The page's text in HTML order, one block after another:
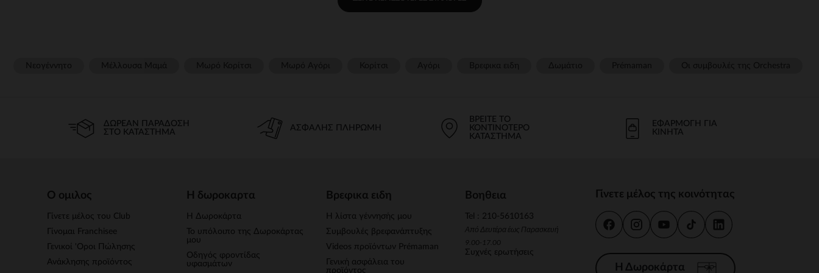
ΔΩΡΕΆΝ ΠΑΡΆΔΟΣΗ
ΣΤΟ ΚΑΤΆΣΤΗΜΑ
ΑΣΦΑΛΉΣ ΠΛΗΡΩΜΉ
ΒΡΕΊΤΕ ΤΟ
ΚΟΝΤΙΝΌΤΕΡΟ
ΚΑΤΆΣΤΗΜΑ
ΕΦΑΡΜΟΓΉ ΓΙΑ
ΚΙΝΗΤΆ
Ο ομιλος
Γίνετε μέλος του Club
Γίνομαι Franchisee
Γενικοί 'Οροι Πώλησης
Ανάκλησης προϊόντος
Η δωροκαρτα
Η Δωροκάρτα
Το υπόλοιπο της Δωροκάρτας
μου
Οδηγός φροντίδας
υφασμάτων
Βρεφικα ειδη
Η λίστα γέννησής μου
Συμβουλές βρεφανάπτυξης
Videos προϊόντων Prémaman
Γενική ασφάλεια του
προϊόντος
Βοηθεια
Tel : 210-5610163
Από Δευτέρα έως Παρασκευή
9.00-17.00
Συχνές ερωτήσεις
Γίνετε μέλος της κοινότητας
Η Δωροκάρτα